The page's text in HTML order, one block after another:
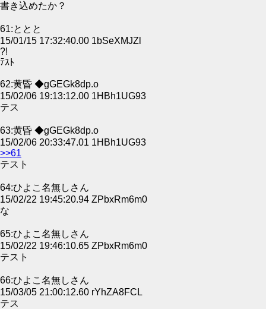
書き込めたか？
61:ととと
15/01/15 17:32:40.00 1bSeXMJZl
?!
ﾃｽﾄ
62:黄昏 ◆gGEGk8dp.o
15/02/06 19:13:12.00 1HBh1UG93
テス
63:黄昏 ◆gGEGk8dp.o
15/02/06 20:33:47.01 1HBh1UG93
>>61
テスト
64:ひよこ名無しさん
15/02/22 19:45:20.94 ZPbxRm6m0
な
65:ひよこ名無しさん
15/02/22 19:46:10.65 ZPbxRm6m0
テスト
66:ひよこ名無しさん
15/03/05 21:00:12.60 rYhZA8FCL
テス